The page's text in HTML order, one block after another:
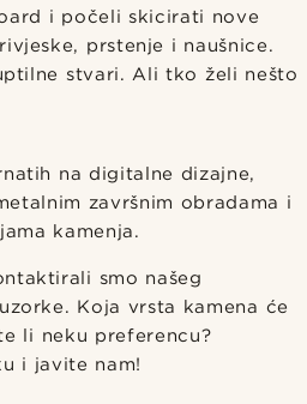
i počeli skicirati nove
prstenje i naušnice.
stvari. Ali tko želi nešto
na digitalne dizajne,
završnim obradama i
kamenja.
smo našeg
Koja vrsta kamena će
li neku preferencu?
i javite nam!